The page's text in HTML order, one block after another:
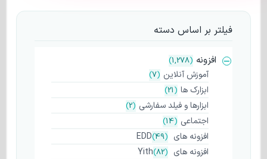
فیلتر بر اساس دسته
افزونه (
1,278
)
آموزش آنلاین (
7
)
ابزارک ها (
21
)
ابزارها و فیلد سفارشی (
2
)
اجتماعی (
14
)
افزونه های EDD (49)
افزونه های Yith (82)